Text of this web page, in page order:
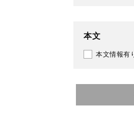
本文
本文情報有